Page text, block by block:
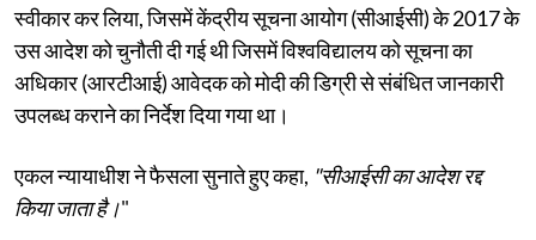
स्वीकार कर लिया, जिसमें केंद्रीय सूचना आयोग (सीआईसी) के 2017 के
उस आदेश को चुनौती दी गई थी जिसमें विश्वविद्यालय को सूचना का
अधिकार (आरटीआई) आवेदक को मोदी की डिग्री से संबंधित जानकारी
उपलब्ध कराने का निर्देश दिया गया था।
एकल न्यायाधीश ने फैसला सुनाते हुए कहा, "सीआईसी का आदेश रद्द
किया जाता है।"